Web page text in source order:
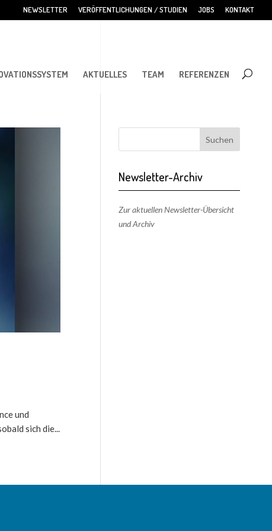
NEWSLETTER VERÖFFENTLICHUNGEN / STUDIEN JOBS KONTAKT
AKTUELLES TEAM REFERENZEN
und
sich die...
Newsletter-Archiv
Zur aktuellen Newsletter-Übersicht
und Archiv